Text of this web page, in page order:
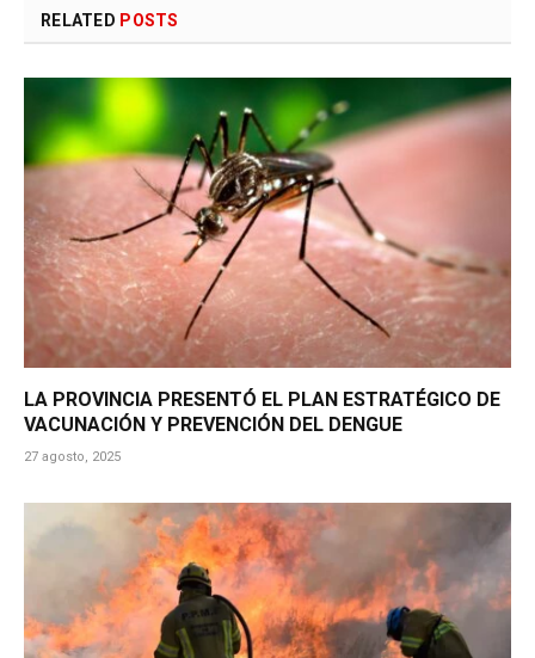
RELATED POSTS
LA PROVINCIA PRESENTÓ EL PLAN ESTRATÉGICO DE
VACUNACIÓN Y PREVENCIÓN DEL DENGUE
27 agosto, 2025